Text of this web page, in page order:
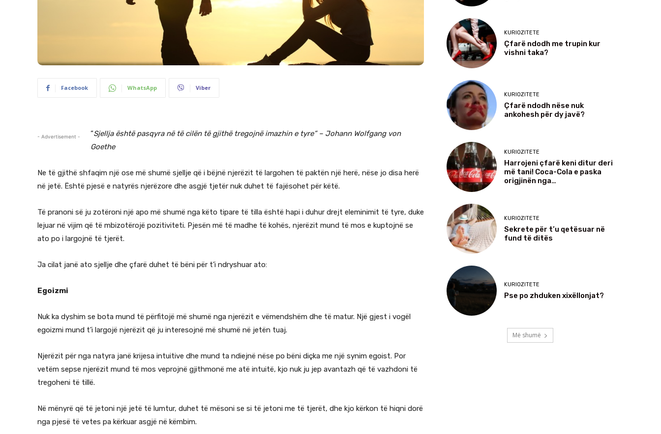
Facebook WhatsApp Viber
- Advertisement - “Sjellja është pasqyra në të cilën të gjithë tregojnë imazhin e tyre” – Johann Wolfgang von
Goethe
Ne të gjithë shfaqim një ose më shumë sjellje që i bëjnë njerëzit të largohen të paktën një herë, nëse jo disa herë
në jetë. Është pjesë e natyrës njerëzore dhe asgjë tjetër nuk duhet të fajësohet për këtë.
Të pranoni së ju zotëroni një apo më shumë nga këto tipare të tilla është hapi i duhur drejt eleminimit të tyre, duke
lejuar në vijim që të mbizotërojë pozitiviteti. Pjesën më të madhe të kohës, njerëzit mund të mos e kuptojnë se
ato po i largojnë të tjerët.
Ja cilat janë ato sjellje dhe çfarë duhet të bëni për t’i ndryshuar ato:
Egoizmi
Nuk ka dyshim se bota mund të përfitojë më shumë nga njerëzit e vëmendshëm dhe të matur. Një gjest i vogël
egoizmi mund t’i largojë njerëzit që ju interesojnë më shumë në jetën tuaj.
Njerëzit për nga natyra janë krijesa intuitive dhe mund ta ndiejnë nëse po bëni diçka me një synim egoist. Por
vetëm sepse njerëzit mund të mos veprojnë gjithmonë me atë intuitë, kjo nuk ju jep avantazh që të vazhdoni të
tregoheni të tillë.
Në mënyrë që të jetoni një jetë të lumtur, duhet të mësoni se si të jetoni me të tjerët, dhe kjo kërkon të hiqni dorë
nga pjesë të vetes pa kërkuar asgjë në këmbim.
KURIOZITETE
Çfarë ndodh me trupin kur
vishni taka?
KURIOZITETE
Çfarë ndodh nëse nuk
ankohesh për dy javë?
KURIOZITETE
Harrojeni çfarë keni ditur deri
më tani! Coca-Cola e paska
origjinën nga…
KURIOZITETE
Sekrete për t’u qetësuar në
fund të ditës
KURIOZITETE
Pse po zhduken xixëllonjat?
Më shumë